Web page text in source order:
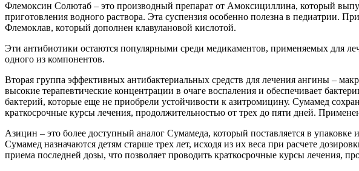
Флемоксин Солютаб – это производный препарат от Амоксициллина, который
приготовления водного раствора. Эта суспензия особенно полезна в педиатрии.
Флемоклав, который дополнен клавулановой кислотой.
Эти антибиотики остаются популярными среди медикаментов, применяемых для
одного из компонентов.
Вторая группа эффективных антибактериальных средств для лечения ангины –
высокие терапевтические концентрации в очаге воспаления и обеспечивает
бактерий, которые еще не приобрели устойчивости к азитромицину. Сумамед
краткосрочные курсы лечения, продолжительностью от трех до пяти дней.
Азицин – это более доступный аналог Сумамеда, который поставляется в
Сумамед назначаются детям старше трех лет, исходя из их веса при расчете
приема последней дозы, что позволяет проводить краткосрочные курсы лечения,